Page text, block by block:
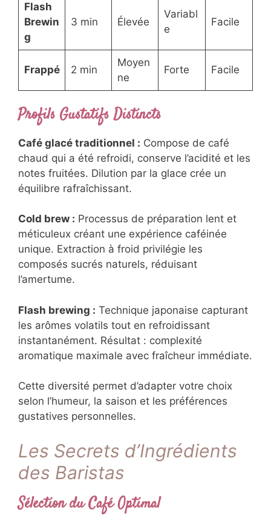
Flash
Brewin
g
3 min Élevée
Variabl
e
Facile
Frappé 2 min
Moyen
ne
Forte Facile
Profils Gustatifs Distincts
Café glacé traditionnel : Compose de café
chaud qui a été refroidi, conserve l’acidité et les
notes fruitées. Dilution par la glace crée un
équilibre rafraîchissant.
Cold brew : Processus de préparation lent et
méticuleux créant une expérience caféinée
unique. Extraction à froid privilégie les
composés sucrés naturels, réduisant
l’amertume.
Flash brewing : Technique japonaise capturant
les arômes volatils tout en refroidissant
instantanément. Résultat : complexité
aromatique maximale avec fraîcheur immédiate.
Cette diversité permet d’adapter votre choix
selon l’humeur, la saison et les préférences
gustatives personnelles.
Les Secrets d’Ingrédients
des Baristas
Sélection du Café Optimal